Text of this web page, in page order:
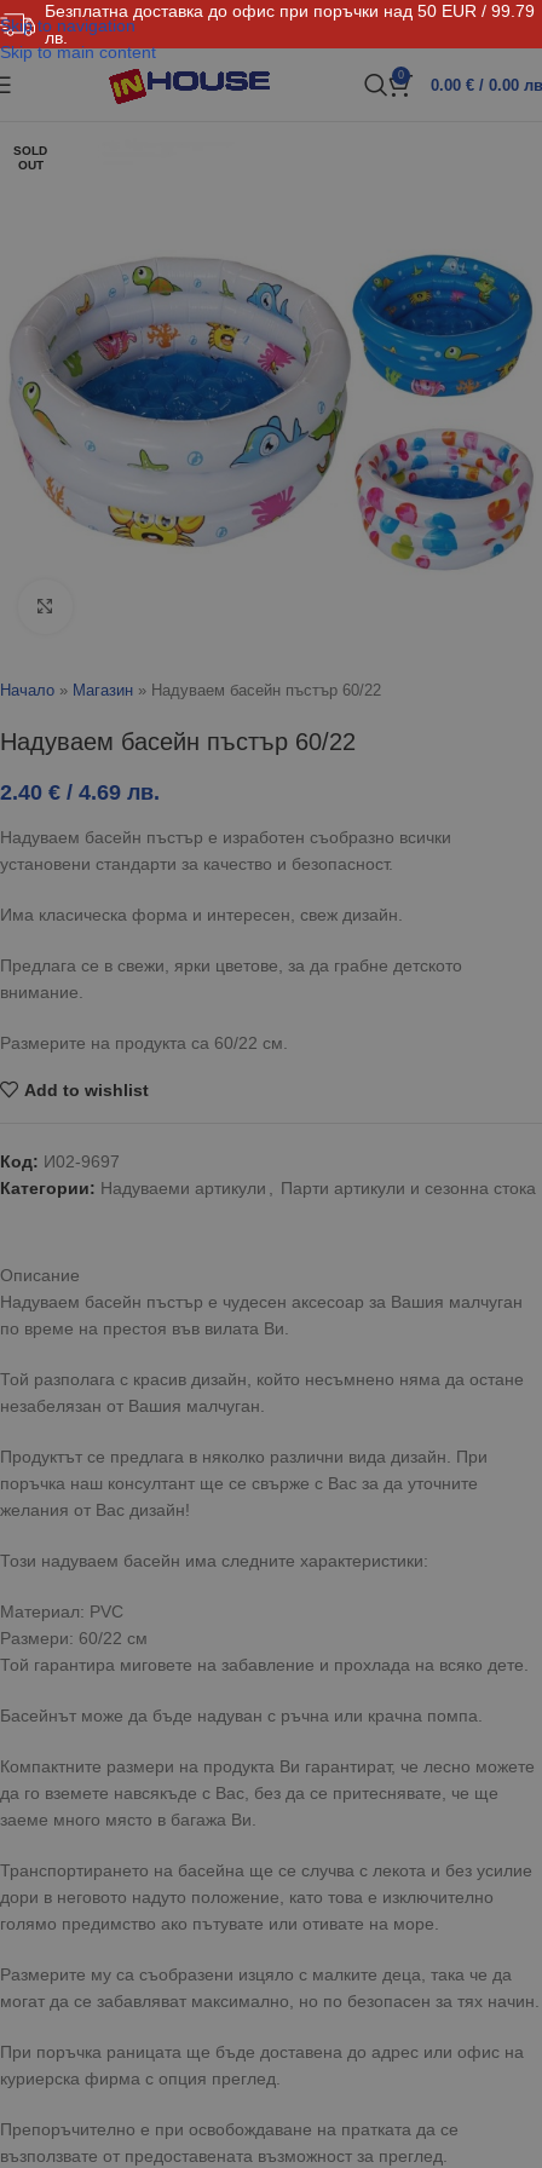
Безплатна доставка до офис при поръчки над 50 EUR / 99.79
лв.
Skip to navigation
Skip to main content
0
0.00 € / 0.00
SOLD
OUT
Начало » Магазин » Надуваем басейн пъстър 60/22
Надуваем басейн пъстър 60/22
2.40 € / 4.69 лв.
Надуваем басейн пъстър е изработен съобразно всички
установени стандарти за качество и безопасност.
Има класическа форма и интересен, свеж дизайн.
Предлага се в свежи, ярки цветове, за да грабне детското
внимание.
Размерите на продукта са 60/22 см.
Add to wishlist
Код: И02-9697
Категории: Надуваеми артикули Парти артикули и сезонна стока
Описание
Надуваем басейн пъстър е чудесен аксесоар за Вашия малчуган
по време на престоя във вилата Ви.
Той разполага с красив дизайн, който несъмнено няма да остане
незабелязан от Вашия малчуган.
Продуктът се предлага в няколко различни вида дизайн. При
поръчка наш консултант ще се свърже с Вас за да уточните
желания от Вас дизайн!
Този надуваем басейн има следните характеристики:
Материал: PVC
Размери: 60/22 см
Той гарантира миговете на забавление и прохлада на всяко дете.
Басейнът може да бъде надуван с ръчна или крачна помпа.
Компактните размери на продукта Ви гарантират, че лесно можете
да го вземете навсякъде с Вас, без да се притеснявате, че ще
заеме много място в багажа Ви.
Транспортирането на басейна ще се случва с лекота и без усилие
дори в неговото надуто положение, като това е изключително
голямо предимство ако пътувате или отивате на море.
Размерите му са съобразени изцяло с малките деца, така че да
могат да се забавляват максимално, но по безопасен за тях начин.
При поръчка раницата ще бъде доставена до адрес или офис на
куриерска фирма с опция преглед.
Препоръчително е при освобождаване на пратката да се
възползвате от предоставената възможност за преглед.